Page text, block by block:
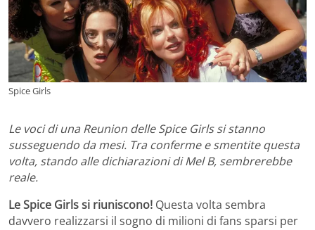
Spice Girls
Le voci di una Reunion delle Spice Girls si stanno
susseguendo da mesi. Tra conferme e smentite questa
volta, stando alle dichiarazioni di Mel B, sembrerebbe
reale.
Le Spice Girls si riuniscono! Questa volta sembra
davvero realizzarsi il sogno di milioni di fans sparsi per